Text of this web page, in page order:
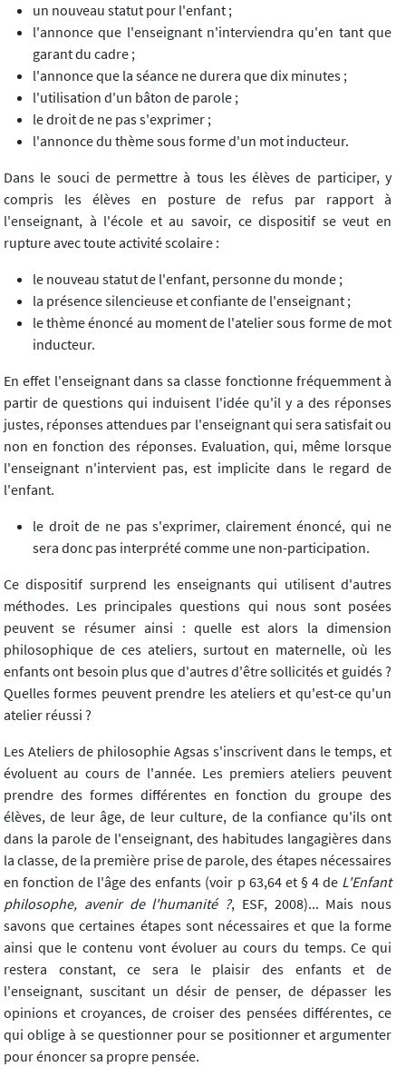
un nouveau statut pour l'enfant ;
l'annonce que l'enseignant n'interviendra qu'en tant que
garant du cadre ;
l'annonce que la séance ne durera que dix minutes ;
l'utilisation d'un bâton de parole ;
le droit de ne pas s'exprimer ;
l'annonce du thème sous forme d'un mot inducteur.
Dans le souci de permettre à tous les élèves de participer, y
compris les élèves en posture de refus par rapport à
l'enseignant, à l'école et au savoir, ce dispositif se veut en
rupture avec toute activité scolaire :
le nouveau statut de l'enfant, personne du monde ;
la présence silencieuse et confiante de l'enseignant ;
le thème énoncé au moment de l'atelier sous forme de mot
inducteur.
En effet l'enseignant dans sa classe fonctionne fréquemment à
partir de questions qui induisent l'idée qu'il y a des réponses
justes, réponses attendues par l'enseignant qui sera satisfait ou
non en fonction des réponses. Evaluation, qui, même lorsque
l'enseignant n'intervient pas, est implicite dans le regard de
l'enfant.
le droit de ne pas s'exprimer, clairement énoncé, qui ne
sera donc pas interprété comme une non-participation.
Ce dispositif surprend les enseignants qui utilisent d'autres
méthodes. Les principales questions qui nous sont posées
peuvent se résumer ainsi : quelle est alors la dimension
philosophique de ces ateliers, surtout en maternelle, où les
enfants ont besoin plus que d'autres d'être sollicités et guidés ?
Quelles formes peuvent prendre les ateliers et qu'est-ce qu'un
atelier réussi ?
Les Ateliers de philosophie Agsas s'inscrivent dans le temps, et
évoluent au cours de l'année. Les premiers ateliers peuvent
prendre des formes différentes en fonction du groupe des
élèves, de leur âge, de leur culture, de la confiance qu'ils ont
dans la parole de l'enseignant, des habitudes langagières dans
la classe, de la première prise de parole, des étapes nécessaires
en fonction de l'âge des enfants (voir p 63,64 et § 4 deL'Enfant
philosophe, avenir de l'humanité ?, ESF, 2008)... Mais nous
savons que certaines étapes sont nécessaires et que la forme
ainsi que le contenu vont évoluer au cours du temps. Ce qui
restera constant, ce sera le plaisir des enfants et de
l'enseignant, suscitant un désir de penser, de dépasser les
opinions et croyances, de croiser des pensées différentes, ce
qui oblige à se questionner pour se positionner et argumenter
pour énoncer sa propre pensée.